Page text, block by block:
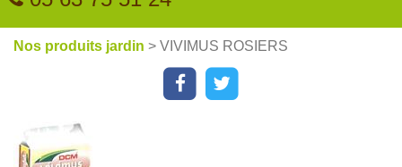
Nos produits jardin > VIVIMUS ROSIERS